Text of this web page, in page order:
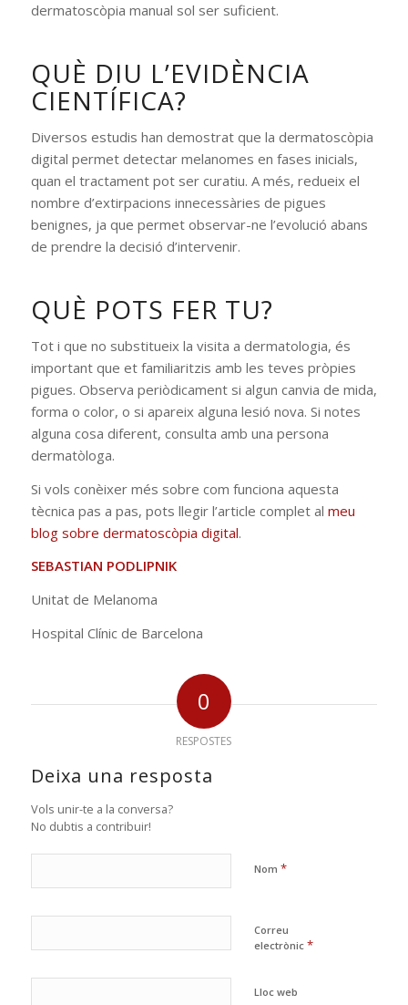
dermatoscòpia manual sol ser suficient.
QUÈ DIU L’EVIDÈNCIA
CIENTÍFICA?
Diversos estudis han demostrat que la dermatoscòpia
digital permet detectar melanomes en fases inicials,
quan el tractament pot ser curatiu. A més, redueix el
nombre d’extirpacions innecessàries de pigues
benignes, ja que permet observar-ne l’evolució abans
de prendre la decisió d’intervenir.
QUÈ POTS FER TU?
Tot i que no substitueix la visita a dermatologia, és
important que et familiaritzis amb les teves pròpies
pigues. Observa periòdicament si algun canvia de mida,
forma o color, o si apareix alguna lesió nova. Si notes
alguna cosa diferent, consulta amb una persona
dermatòloga.
Si vols conèixer més sobre com funciona aquesta
tècnica pas a pas, pots llegir l’article complet al meu
blog sobre dermatoscòpia digital.
SEBASTIAN PODLIPNIK
Unitat de Melanoma
Hospital Clínic de Barcelona
0
RESPOSTES
Deixa una resposta
Vols unir-te a la conversa?
No dubtis a contribuir!
Nom *
Correu
electrònic *
Lloc web